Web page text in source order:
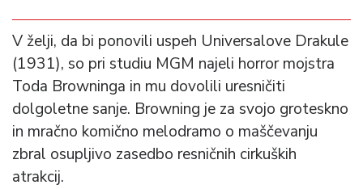
V želji, da bi ponovili uspeh Universalove Drakule
(1931), so pri studiu MGM najeli horror mojstra
Toda Browninga in mu dovolili uresničiti
dolgoletne sanje. Browning je za svojo groteskno
in mračno komično melodramo o maščevanju
zbral osupljivo zasedbo resničnih cirkuških
atrakcij.